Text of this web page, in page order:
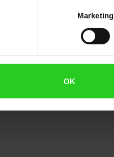
Marketing
OK